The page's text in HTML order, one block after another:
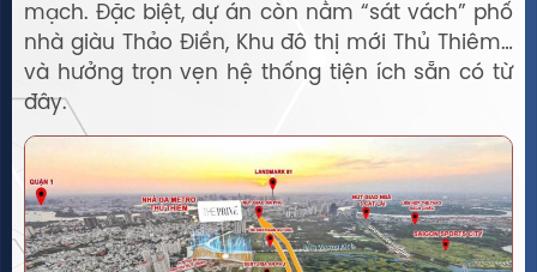
mạch. Đặc biệt, dự án còn nằm “sát vách” phố
nhà giàu Thảo Điền, Khu đô thị mới Thủ Thiêm…
và hưởng trọn vẹn hệ thống tiện ích sẵn có từ
đây.